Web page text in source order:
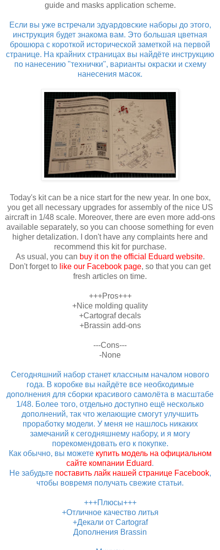
guide and masks application scheme.
Если вы уже встречали эдуардовские наборы до этого,
инструкция будет знакома вам. Это большая цветная
брошюра с короткой исторической заметкой на первой
странице. На крайних страницах вы найдёте инструкцию
по нанесению "технички", варианты окраски и схему
нанесения масок.
Today's kit can be a nice start for the new year. In one box,
you get all necessary upgrades for assembly of the nice US
aircraft in 1/48 scale. Moreover, there are even more add-ons
available separately, so you can choose something for even
higher detalization. I don't have any complaints here and
recommend this kit for purchase.
As usual, you can buy it on the official Eduard website.
Don't forget to like our Facebook page, so that you can get
fresh articles on time.
+++Pros+++
+Nice molding quality
+Cartograf decals
+Brassin add-ons
---Cons---
-None
Сегодняшний набор станет классным началом нового
года. В коробке вы найдёте все необходимые
дополнения для сборки красивого самолёта в масштабе
1/48. Более того, отдельно доступно ещё несколько
дополнений, так что желающие смогут улучшить
проработку модели. У меня не нашлось никаких
замечаний к сегодняшнему набору, и я могу
порекомендовать его к покупке.
Как обычно, вы можете купить модель на официальном
сайте компании Eduard.
Не забудьте поставить лайк нашей странице Facebook,
чтобы вовремя получать свежие статьи.
+++Плюсы+++
+Отличное качество литья
+Декали от Cartograf
Дополнения Brassin